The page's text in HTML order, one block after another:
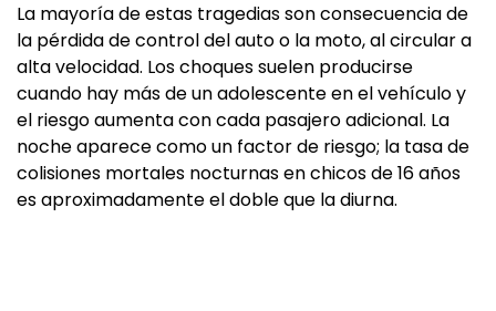
La mayoría de estas tragedias son consecuencia de
la pérdida de control del auto o la moto, al circular a
alta velocidad. Los choques suelen producirse
cuando hay más de un adolescente en el vehículo y
el riesgo aumenta con cada pasajero adicional. La
noche aparece como un factor de riesgo; la tasa de
colisiones mortales nocturnas en chicos de 16 años
es aproximadamente el doble que la diurna.